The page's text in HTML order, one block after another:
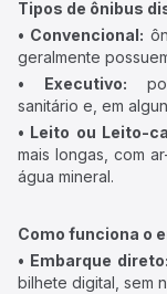
Tipos de ônibus
• Convencional:
geralmente
• Executivo:
sanitário e, em
• Leito ou Leito-
mais longas, com
água mineral.
Como funciona o
• Embarque direto:
bilhete digital, sem